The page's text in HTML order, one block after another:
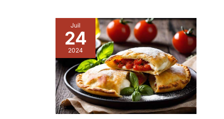
: Ideale pour le café,
le thé, le chocolat
chaud, les desserts
(gâteau, pudding),
la crème glacée et
plus – adaptée aux
cuisines à la
maison, aux
restaurants, aux
cafés, aux fêtes,
l'élégant. Poignée
Ergonomique &
Facile à Utiliser : La
poignée conçue
ergonomiquement
offre une prise
confortable et
antidérapante,
réduisant la fatigue
de la main lors de
Juil
24
2024